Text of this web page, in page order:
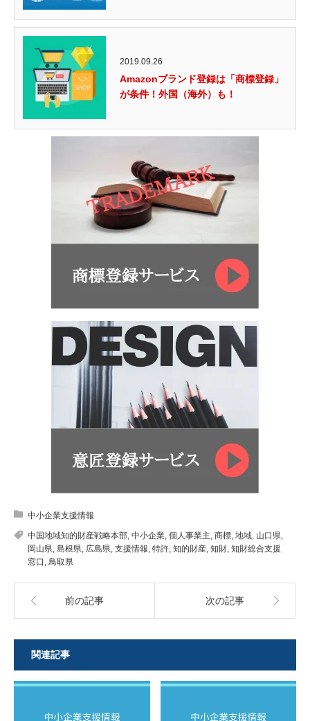
2019.09.26
Amazonブランド登録は「商標登録」
が条件！外国（海外）も！
中小企業支援情報
中国地域知的財産戦略本部, 中小企業, 個人事業主, 商標, 地域, 山口県,
岡山県, 島根県, 広島県, 支援情報, 特許, 知的財産, 知財, 知財総合支援
窓口 , 鳥取県
前の記事 次の記事
関連記事